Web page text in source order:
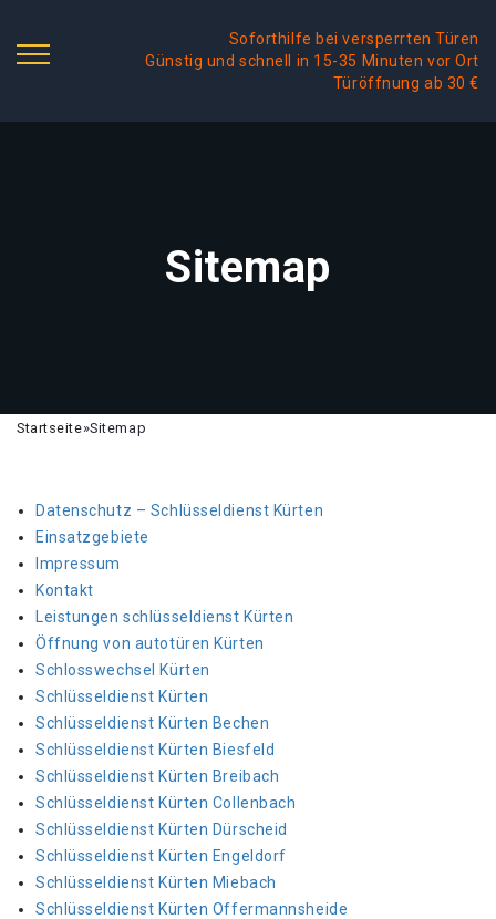
Soforthilfe bei versperrten Türen
Günstig und schnell in 15-35 Minuten vor Ort
Türöffnung ab 30 €
Sitemap
Startseite»Sitemap
Datenschutz – Schlüsseldienst Kürten
Einsatzgebiete
Impressum
Kontakt
Leistungen schlüsseldienst Kürten
Öffnung von autotüren Kürten
Schlosswechsel Kürten
Schlüsseldienst Kürten
Schlüsseldienst Kürten Bechen
Schlüsseldienst Kürten Biesfeld
Schlüsseldienst Kürten Breibach
Schlüsseldienst Kürten Collenbach
Schlüsseldienst Kürten Dürscheid
Schlüsseldienst Kürten Engeldorf
Schlüsseldienst Kürten Miebach
Schlüsseldienst Kürten Offermannsheide